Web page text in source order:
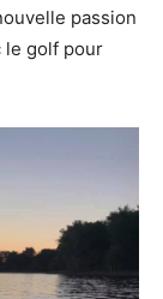
passion
le golf pour